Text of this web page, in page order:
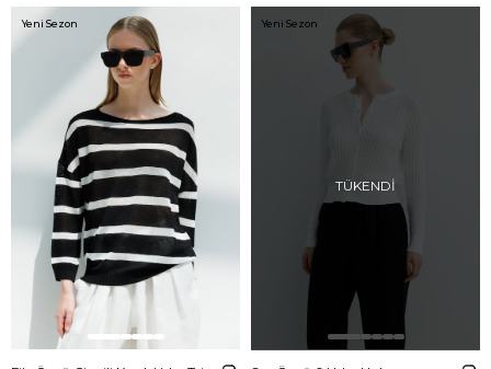
Yeni Sezon
TÜKENDI
Yeni Sezon